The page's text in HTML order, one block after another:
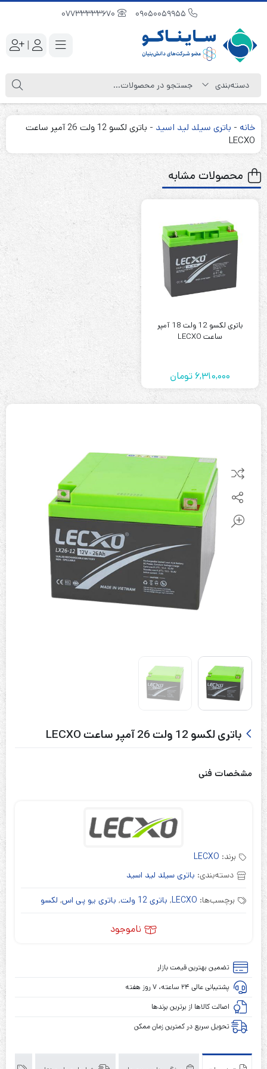
|
خانه - باتری سیلد لید اسید -
باتری لکسو 12 ولت 26 آمپر ساعت
LECXO
محصولات مشابه
باتری لکسو 12 ولت 18 آمپر
ساعت LECXO
6,310,000 تومان
باتری لکسو 12 ولت 26 آمپر ساعت LECXO
مشخصات فنی
برند: LECXO
دسته‌بندی: باتری سیلد لید اسید
برچسب‌ها: LECXO
, باتری 12 ولت , باتری یو پی اس, لکسو
ناموجود
تضمین بهترین قیمت بازار
پشتیبانی عالی ۲۴ ساعته، ۷ روز هفته
اصالت کالاها از برترین برندها
تحویل سریع در کمترین زمان ممکن